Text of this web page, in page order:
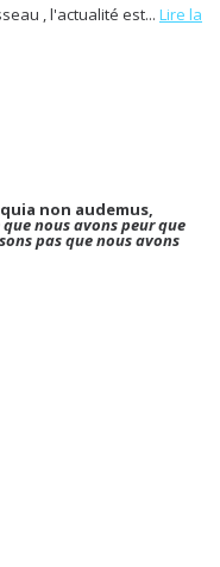
, l'actualité est... Lire la
non audemus,
nous avons peur que
pas que nous avons